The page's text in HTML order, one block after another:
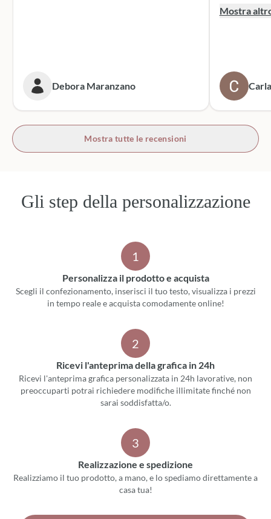
Debora Maranzano
supporto
prossime
bottoni!
Mostra
Mostra tutte le recensioni
Gli step della personalizzazione
1
Personalizza il prodotto e acquista
Scegli il confezionamento, inserisci il tuo testo, visualizza i prezzi
in tempo reale e acquista comodamente online!
2
Ricevi l'anteprima della grafica in 24h
Ricevi l'anteprima grafica personalizzata in 24h lavorative, non
preoccuparti potrai richiedere modifiche illimitate finché non
sarai soddisfatta/o.
3
Realizzazione e spedizione
Realizziamo il tuo prodotto, a mano, e lo spediamo direttamente a
casa tua!